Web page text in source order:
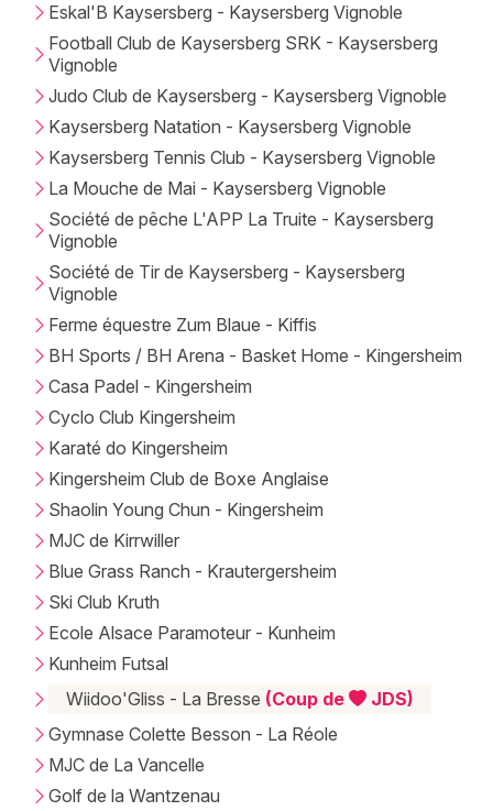
Eskal'B Kaysersberg - Kaysersberg Vignoble
Football Club de Kaysersberg SRK - Kaysersberg
Vignoble
Judo Club de Kaysersberg - Kaysersberg Vignoble
Kaysersberg Natation - Kaysersberg Vignoble
Kaysersberg Tennis Club - Kaysersberg Vignoble
La Mouche de Mai - Kaysersberg Vignoble
Société de pêche L'APP La Truite - Kaysersberg
Vignoble
Société de Tir de Kaysersberg - Kaysersberg
Vignoble
Ferme équestre Zum Blaue - Kiffis
BH Sports / BH Arena - Basket Home - Kingersheim
Casa Padel - Kingersheim
Cyclo Club Kingersheim
Karaté do Kingersheim
Kingersheim Club de Boxe Anglaise
Shaolin Young Chun - Kingersheim
MJC de Kirrwiller
Blue Grass Ranch - Krautergersheim
Ski Club Kruth
Ecole Alsace Paramoteur - Kunheim
Kunheim Futsal
Wiidoo'Gliss - La Bresse (Coup de
JDS)
Gymnase Colette Besson - La Réole
MJC de La Vancelle
Golf de la Wantzenau